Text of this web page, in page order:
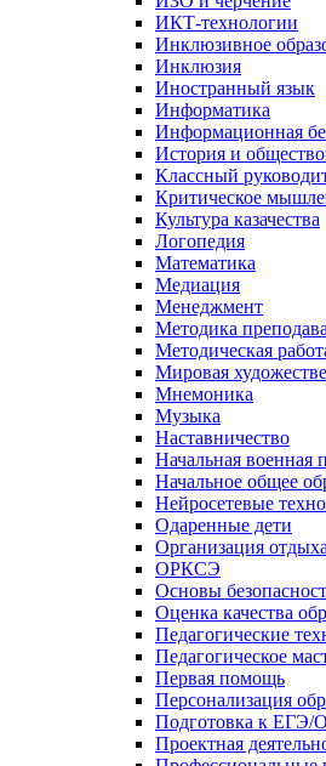
ИКТ-технологии
Инклюзивное
Инклюзия
Иностранный язык
Информатика
Информационная
История и
Классный
Критическое
Культура казачества
Логопедия
Математика
Медиация
Менеджмент
Методика
Методическая
Мировая
Мнемоника
Музыка
Наставничество
Начальная военная
Начальное общее
Нейросетевые
Одаренные дети
Организация
ОРКСЭ
Основы
Оценка качества
Педагогические
Педагогическое
Первая помощь
Персонализация
Подготовка к ЕГЭ/
Проектная